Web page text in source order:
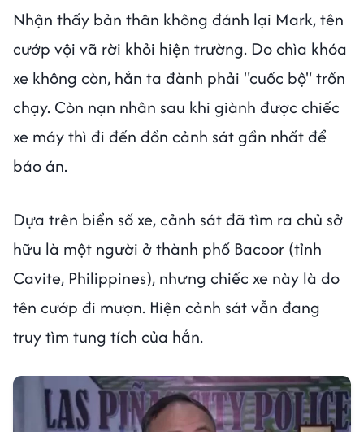
Nhận thấy bản thân không đánh lại Mark, tên
cướp vội vã rời khỏi hiện trường. Do chìa khóa
xe không còn, hắn ta đành phải "cuốc bộ" trốn
chạy. Còn nạn nhân sau khi giành được chiếc
xe máy thì đi đến đồn cảnh sát gần nhất để
báo án.
Dựa trên biển số xe, cảnh sát đã tìm ra chủ sở
hữu là một người ở thành phố Bacoor (tỉnh
Cavite, Philippines), nhưng chiếc xe này là do
tên cướp đi mượn. Hiện cảnh sát vẫn đang
truy tìm tung tích của hắn.